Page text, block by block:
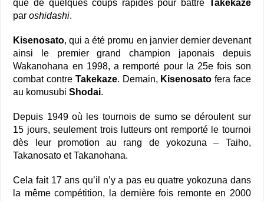
que de quelques coups rapides pour battre Takekaze
paroshidashi.
Kisenosato, qui a été promu en janvier dernier devenant
ainsi le premier grand champion japonais depuis
Wakanohana en 1998, a remporté pour la 25e fois son
combat contre Takekaze. Demain, Kisenosato fera face
au komusubiShodai.
Depuis 1949 où les tournois de sumo se déroulent sur
15 jours, seulement trois lutteurs ont remporté le tournoi
dès leur promotion au rang de yokozuna – Taiho,
Takanosato et Takanohana.
Cela fait 17 ans qu’il n’y a pas eu quatre yokozuna dans
la même compétition, la dernière fois remonte en 2000